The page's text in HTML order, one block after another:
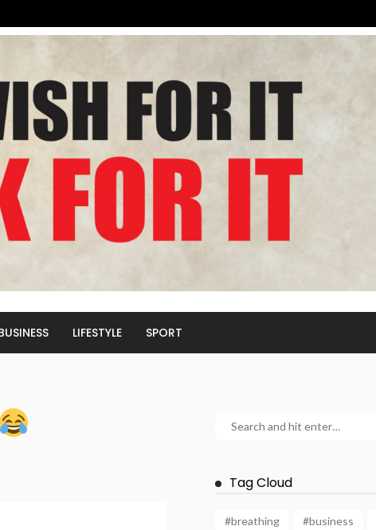
LIFESTYLE SPORT
Tag Cloud
#breathing #business